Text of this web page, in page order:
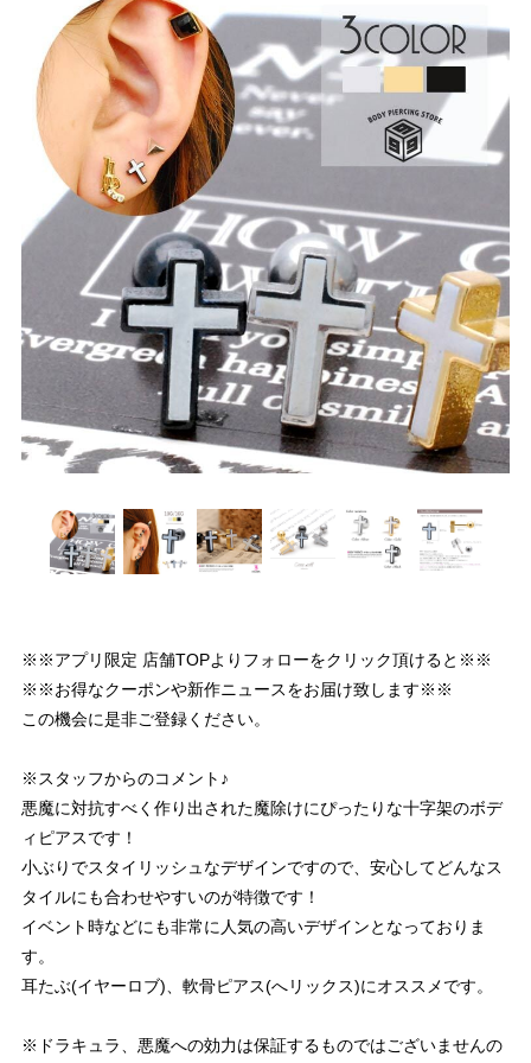
※※アプリ限定 店舗TOPよりフォローをクリック頂けると※※
※※お得なクーポンや新作ニュースをお届け致します※※
この機会に是非ご登録ください。
※スタッフからのコメント♪
悪魔に対抗すべく作り出された魔除けにぴったりな十字架のボデ
ィピアスです！
小ぶりでスタイリッシュなデザインですので、安心してどんなス
タイルにも合わせやすいのが特徴です！
イベント時などにも非常に人気の高いデザインとなっておりま
す。
耳たぶ(イヤーロブ)、軟骨ピアス(へリックス)にオススメです。
※ドラキュラ、悪魔への効力は保証するものではございませんの